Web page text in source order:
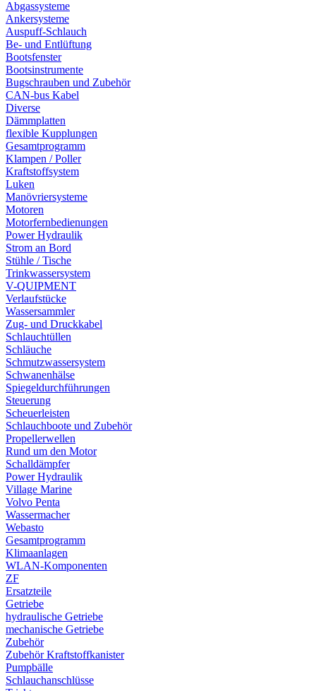
Abgassysteme
Ankersysteme
Auspuff-Schlauch
Be- und Entlüftung
Bootsfenster
Bootsinstrumente
Bugschrauben und Zubehör
CAN-bus Kabel
Diverse
Dämmplatten
flexible Kupplungen
Gesamtprogramm
Klampen / Poller
Kraftstoffsystem
Luken
Manövriersysteme
Motoren
Motorfernbedienungen
Power Hydraulik
Strom an Bord
Stühle / Tische
Trinkwassersystem
V-QUIPMENT
Verlaufstücke
Wassersammler
Zug- und Druckkabel
Schlauchtüllen
Schläuche
Schmutzwassersystem
Schwanenhälse
Spiegeldurchführungen
Steuerung
Scheuerleisten
Schlauchboote und Zubehör
Propellerwellen
Rund um den Motor
Schalldämpfer
Power Hydraulik
Village Marine
Volvo Penta
Wassermacher
Webasto
Gesamtprogramm
Klimaanlagen
WLAN-Komponenten
ZF
Ersatzteile
Getriebe
hydraulische Getriebe
mechanische Getriebe
Zubehör
Zubehör Kraftstoffkanister
Pumpbälle
Schlauchanschlüsse